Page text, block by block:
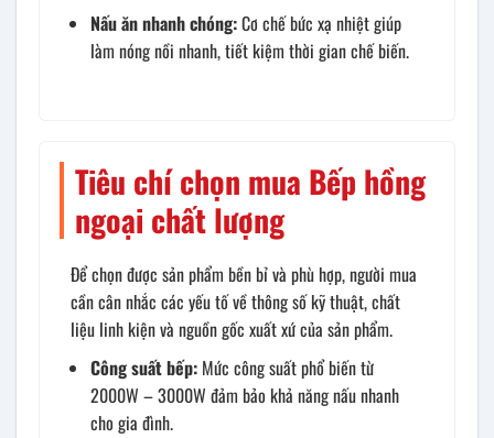
Nấu ăn nhanh chóng:Cơ chế bức xạ nhiệt giúp
làm nóng nồi nhanh, tiết kiệm thời gian chế biến.
Tiêu chí chọn mua Bếp hồng
ngoại chất lượng
Để chọn được sản phẩm bền bỉ và phù hợp, người mua
cần cân nhắc các yếu tố về thông số kỹ thuật, chất
liệu linh kiện và nguồn gốc xuất xứ của sản phẩm.
Công suất bếp: Mức công suất phổ biến từ
2000W – 3000W đảm bảo khả năng nấu nhanh
cho gia đình.